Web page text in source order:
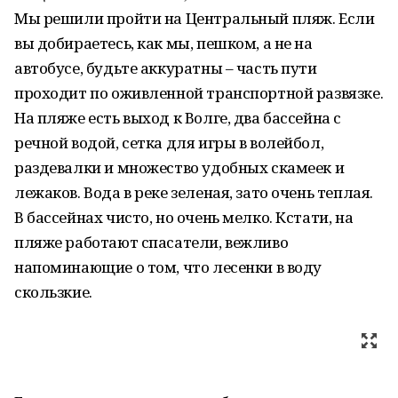
Мы решили пройти на Центральный пляж. Если
вы добираетесь, как мы, пешком, а не на
автобусе, будьте аккуратны – часть пути
проходит по оживленной транспортной развязке.
На пляже есть выход к Волге, два бассейна с
речной водой, сетка для игры в волейбол,
раздевалки и множество удобных скамеек и
лежаков. Вода в реке зеленая, зато очень теплая.
В бассейнах чисто, но очень мелко. Кстати, на
пляже работают спасатели, вежливо
напоминающие о том, что лесенки в воду
скользкие.